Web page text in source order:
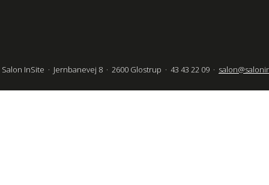
Salon InSite · Jernbanevej 8 · 2600 Glostrup · 43 43 22 09 ·